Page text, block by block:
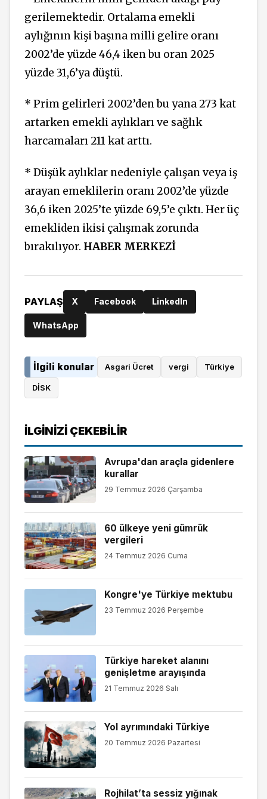
gerilemektedir. Ortalama emekli
aylığının kişi başına milli gelire oranı
2002’de yüzde 46,4 iken bu oran 2025
yüzde 31,6’ya düştü.
* Prim gelirleri 2002’den bu yana 273 kat
artarken emekli aylıkları ve sağlık
harcamaları 211 kat arttı.
* Düşük aylıklar nedeniyle çalışan veya iş
arayan emeklilerin oranı 2002’de yüzde
36,6 iken 2025’te yüzde 69,5’e çıktı. Her üç
emekliden ikisi çalışmak zorunda
bırakılıyor. HABER MERKEZİ
PAYLAŞ X Facebook LinkedIn
WhatsApp
İlgili konular Asgari Ücret vergi Türkiye
DİSK
İLGINIZI ÇEKEBILIR
Avrupa'dan araçla gidenlere
kurallar
29 Temmuz 2026 Çarşamba
60 ülkeye yeni gümrük
vergileri
24 Temmuz 2026 Cuma
Kongre'ye Türkiye mektubu
23 Temmuz 2026 Perşembe
Türkiye hareket alanını
genişletme arayışında
21 Temmuz 2026 Salı
Yol ayrımındaki Türkiye
20 Temmuz 2026 Pazartesi
Rojhilat’ta sessiz yığınak